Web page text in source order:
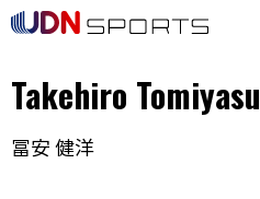
Takehiro Tomiyasu
冨安 健洋